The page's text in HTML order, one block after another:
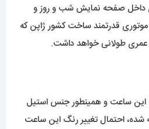
داخل صفحه نمایش شب و روز و
موتوری قدرتمند ساخت کشور ژاپن که
طولانی خواهد داشت.
این ساعت و همینطور جنس استیل
شده، احتمال تغییر رنگ این ساعت